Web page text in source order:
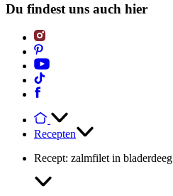
Du findest uns auch hier
Recepten
Recept: zalmfilet in bladerdeeg